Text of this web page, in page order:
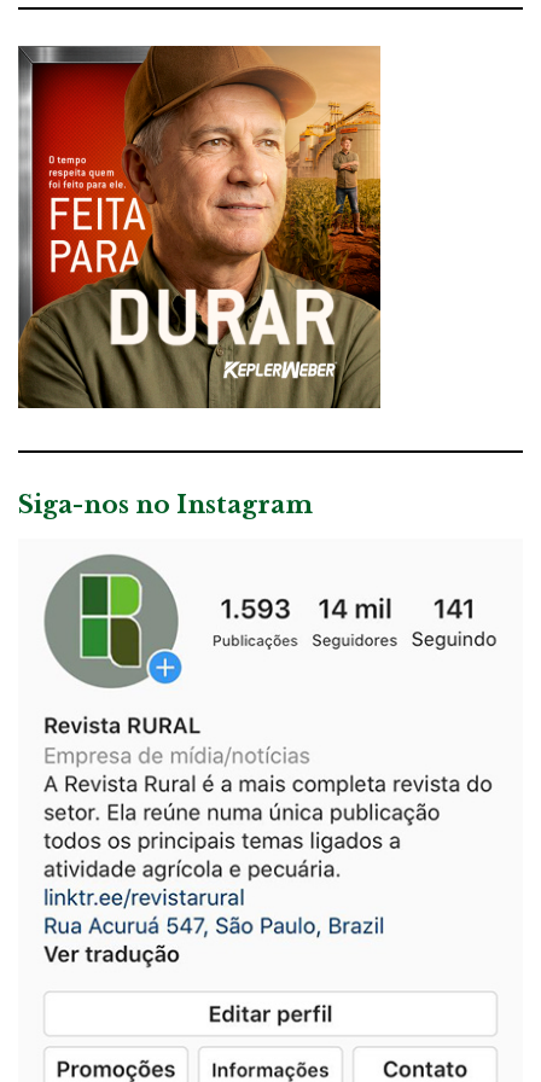
Siga-nos no Instagram